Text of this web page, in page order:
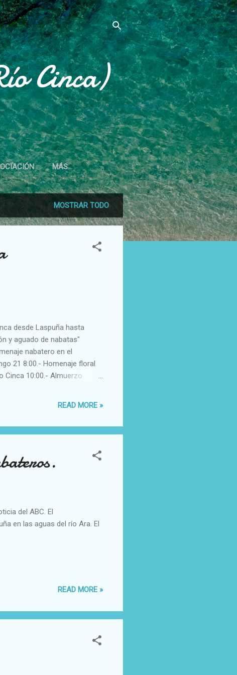
Cinca)
MÁS…
MOSTRAR TODO
desde Laspuña hasta
y aguado de nabatas"
nabatero en el
21 8:00.- Homenaje floral
Cinca 10:00.- Almuerzo
READ MORE »
del ABC. El
en las aguas del río Ara. El
READ MORE »